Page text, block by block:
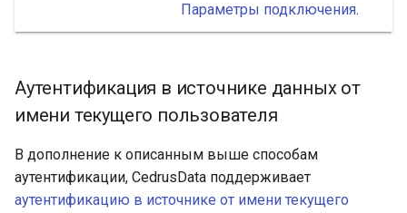
Параметры подключения.
Аутентификация в источнике данных от
имени текущего пользователя
В дополнение к описанным выше способам
аутентификации, CedrusData поддерживает
аутентификацию в источнике от имени текущего